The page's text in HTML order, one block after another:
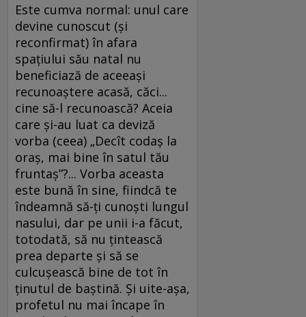
Este cumva normal: unul care
devine cunoscut (și
reconfirmat) în afara
spațiului său natal nu
beneficiază de aceeași
recunoaștere acasă, căci...
cine să-l recunoască? Aceia
care și-au luat ca deviză
vorba (ceea) „Decît codaș la
oraș, mai bine în satul tău
fruntaș”?... Vorba aceasta
este bună în sine, fiindcă te
îndeamnă să-ți cunoști lungul
nasului, dar pe unii i-a făcut,
totodată, să nu țintească
prea departe și să se
culcușească bine de tot în
ținutul de baștină. Și uite-așa,
profetul nu mai încape în